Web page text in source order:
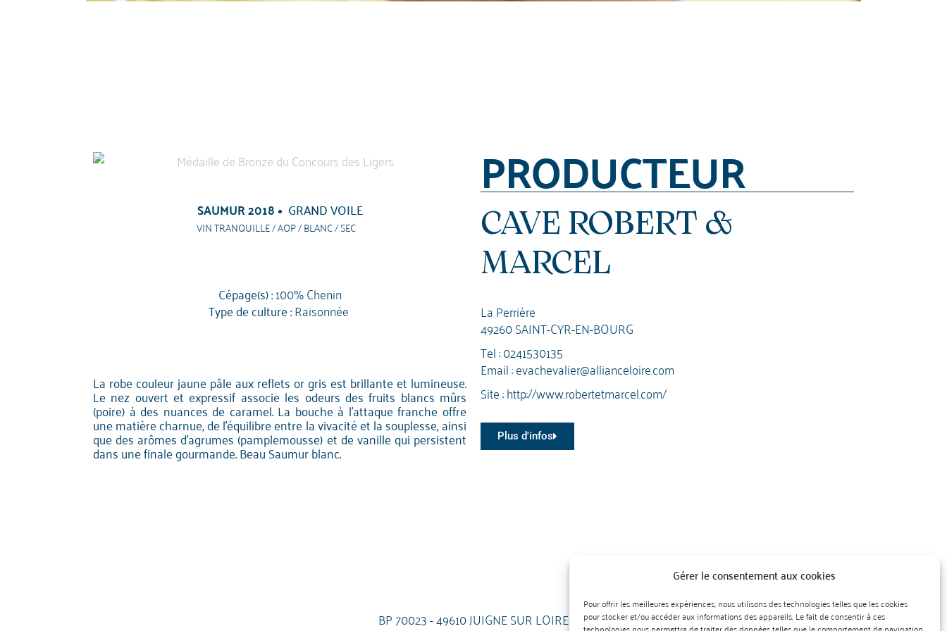
Gérer le consentement aux cookies
Pour offrir les meilleures expériences, nous utilisons des technologies telles que les cookies
pour stocker et/ou accéder aux informations des appareils. Le fait de consentir à ces
SAUMUR 2018 GRAND VOILE
VIN TRANQUILLE / AOP / BLANC / SEC
Cépage(s) :100% Chenin
Type de culture :Raisonnée
La robe couleur jaune pâle aux reflets or gris est brillante et lumineuse.
Le nez ouvert et expressif associe les odeurs des fruits blancs mûrs
(poire) à des nuances de caramel. La bouche à l'attaque franche offre
une matière charnue, de l'équilibre entre la vivacité et la souplesse, ainsi
que des arômes d'agrumes (pamplemousse) et de vanille qui persistent
dans une finale gourmande. Beau Saumur blanc.
PRODUCTEUR
CAVE ROBERT &
MARCEL
La Perrière
49260 SAINT-CYR-EN-BOURG
Tel :0241530135
Email :evachevalier@allianceloire.com
Site :http://www.robertetmarcel.com/
Plus d'infos
BP 70023 - 49610 JUIGNE SUR LOIRE